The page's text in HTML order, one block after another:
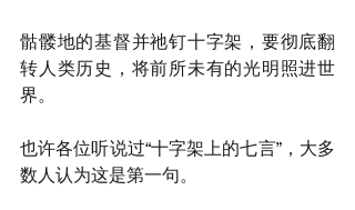
骷髅地的基督并祂钉十字架，要彻底翻
转人类历史，将前所未有的光明照进世
界。
也许各位听说过“十字架上的七言”，大多
数人认为这是第一句。